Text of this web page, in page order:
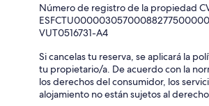
Número de registro de la propiedad
VUT0516731-A4
Si cancelas tu reserva, se aplicará la
tu propietario/a. De acuerdo con la
los derechos del consumidor, los
alojamiento no están sujetos al